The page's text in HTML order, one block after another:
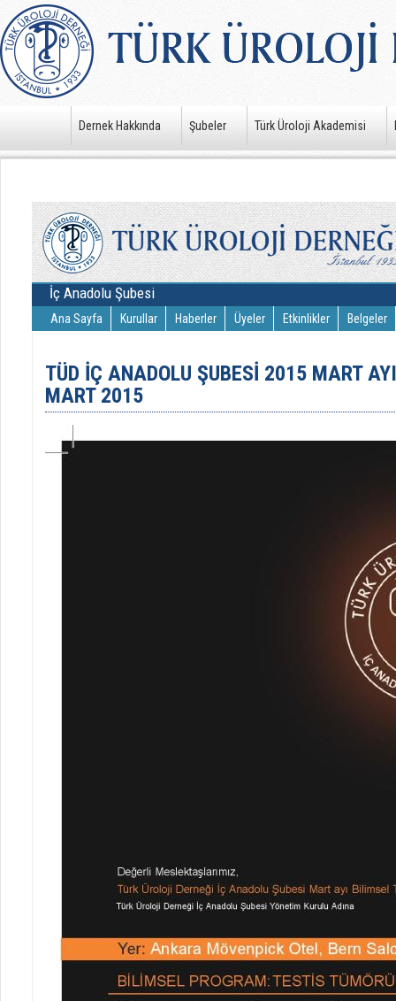
Dernek Hakkında Şubeler Türk Üroloji Akademisi
İç Anadolu Şubesi
Ana Sayfa Kurullar Haberler Üyeler Etkinlikler Belgeler
TÜD İÇ ANADOLU ŞUBESİ 2015 MART
MART 2015